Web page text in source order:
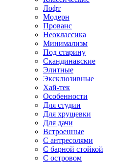
Лофт
Модерн
Прованс
Неоклассика
Минимализм
Под старину
Скандинавские
Элитные
Эксклюзивные
Хай-тек
Особенности
Для студии
Для хрущевки
Для дачи
Встроенные
С антресолями
С барной стойкой
С островом